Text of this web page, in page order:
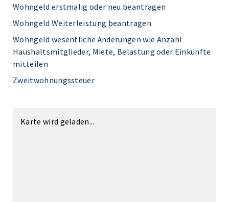
Wohngeld erstmalig oder neu beantragen
Wohngeld Weiterleistung beantragen
Wohngeld wesentliche Änderungen wie Anzahl
Haushaltsmitglieder, Miete, Belastung oder Einkünfte
mitteilen
Zweitwohnungssteuer
Karte wird geladen...